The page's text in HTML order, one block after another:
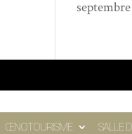
ŒNOTOURISME SALLE